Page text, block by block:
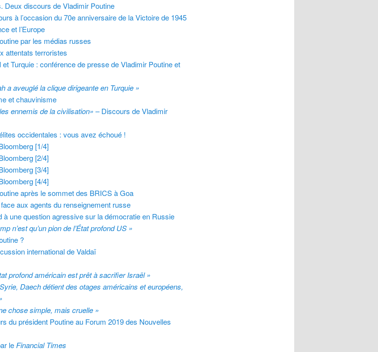
Deux discours de Vladimir Poutine
à l’occasion du 70e anniversaire de la Victoire de 1945
et l’Europe
par les médias russes
attentats terroristes
Turquie : conférence de presse de Vladimir Poutine et
a aveuglé la clique dirigeante en Turquie »
et chauvinisme
ennemis de la civilisation» – Discours de Vladimir
occidentales : vous avez échoué !
[1/4]
[2/4]
[3/4]
[4/4]
après le sommet des BRICS à Goa
aux agents du renseignement russe
à une question agressive sur la démocratie en Russie
n’est qu’un pion de l’État profond US »
?
international de Valdaï
profond américain est prêt à sacrifier Israël »
Daech détient des otages américains et européens,
chose simple, mais cruelle »
du président Poutine au Forum 2019 des Nouvelles
leFinancial Times